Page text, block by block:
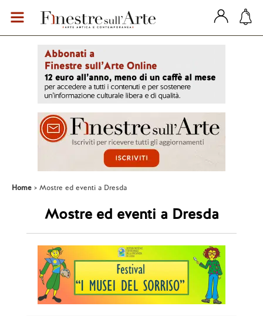
Home Mostre ed eventi a Dresda
Mostre ed eventi a Dresda